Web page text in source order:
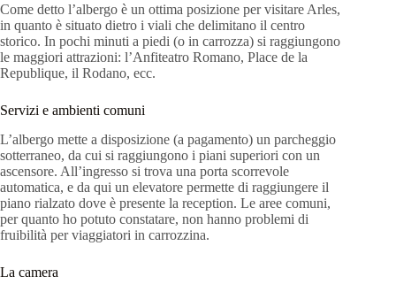
Come detto l’albergo è un ottima posizione per visitare Arles,
in quanto è situato dietro i viali che delimitano il centro
storico. In pochi minuti a piedi (o in carrozza) si raggiungono
le maggiori attrazioni: l’Anfiteatro Romano, Place de la
Republique, il Rodano, ecc.
Servizi e ambienti comuni
L’albergo mette a disposizione (a pagamento) un parcheggio
sotterraneo, da cui si raggiungono i piani superiori con un
ascensore. All’ingresso si trova una porta scorrevole
automatica, e da qui un elevatore permette di raggiungere il
piano rialzato dove è presente la reception. Le aree comuni,
per quanto ho potuto constatare, non hanno problemi di
fruibilità per viaggiatori in carrozzina.
La camera